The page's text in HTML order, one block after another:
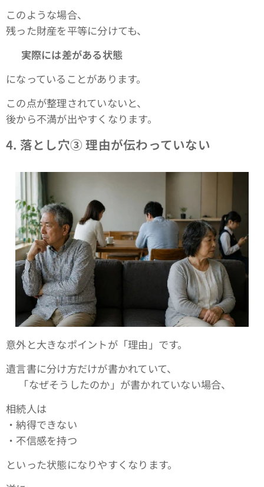
このような場合、
残った財産を平等に分けても、
実際には差がある状態
になっていることがあります。
この点が整理されていないと、
後から不満が出やすくなります。
4. 落とし穴③ 理由が伝わっていない
意外と大きなポイントが「理由」です。
遺言書に分け方だけが書かれていて、
👉「なぜそうしたのか」が書かれていない場合、
相続人は
・納得できない
・不信感を持つ
といった状態になりやすくなります。